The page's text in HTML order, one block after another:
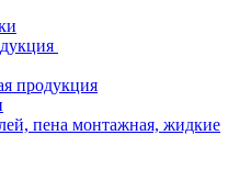
продукция
пена монтажная, жидкие